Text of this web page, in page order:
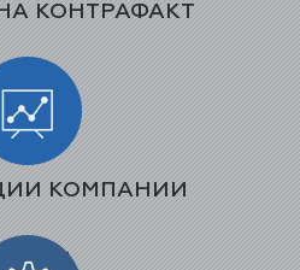
КОНТРАФАКТ
КОМПАНИИ